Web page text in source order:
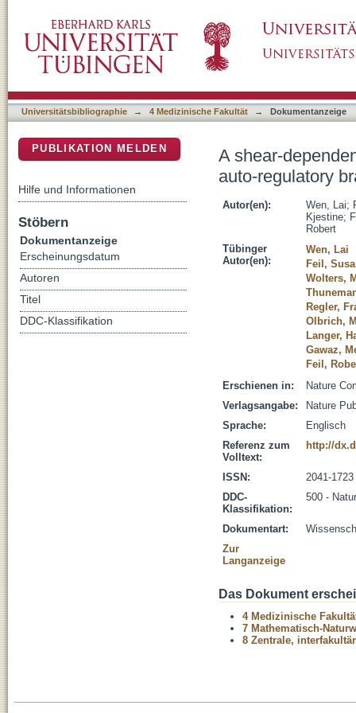
thrombosis
Universitätsbibliographie → 4 Medizinische Fakultät → Dokumentanzeige
A shear-
auto-regulatory
Autor(en): Wen, Lai;
Kjestine;
Robert
Tübinger
Autor(en):
Wen, Lai
Feil,
Wolters,
Regler,
Olbrich,
Langer,
Gawaz,
Feil,
Erschienen in:
Nature
Verlagsangabe:
Nature
Sprache:
Englisch
Referenz zum
Volltext:
http://
ISSN:
2041-1723
DDC-
Klassifikation:
500 -
Dokumentart:
Zur
Langanzeige
Das Dokument
4 Medizinische
7 Mathematisch-
8 Zentrale,
PUBLIKATION MELDEN
Hilfe und Informationen
Stöbern
Dokumentanzeige
Erscheinungsdatum
Autoren
Titel
DDC-Klassifikation